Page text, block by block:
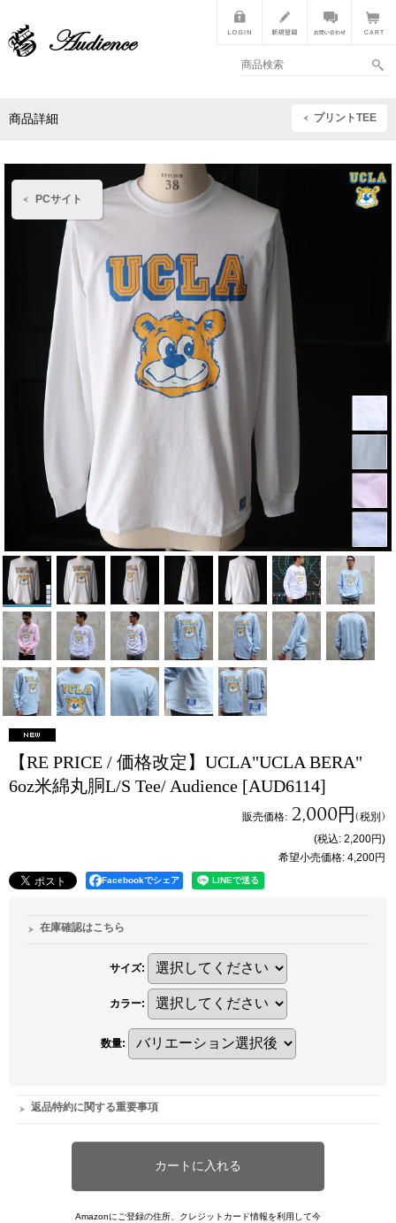
PCサイト
商品詳細 プリントTEE
【RE PRICE / 価格改定】UCLA"UCLA BERA"
6oz米綿丸胴L/S Tee/ Audience [AUD6114]
販売価格: 2,000円(税別)
(税込: 2,200円)
希望小売価格: 4,200円
Facebookでシェア
在庫確認はこちら
サイズ:
カラー:
数量:
返品特約に関する重要事項
Amazonにご登録の住所、クレジットカード情報を利用して今